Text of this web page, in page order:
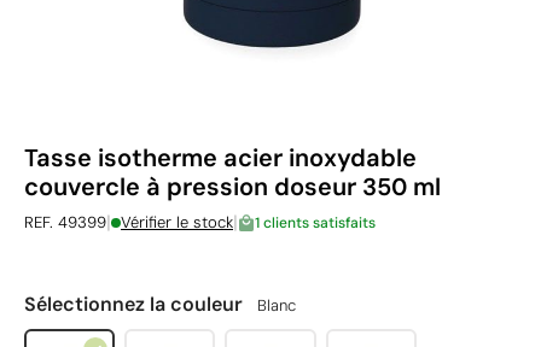
Tasse isotherme acier inoxydable
couvercle à pression doseur 350 ml
REF. 49399| Vérifier le stock| 1 clients satisfaits
Sélectionnez la couleur Blanc